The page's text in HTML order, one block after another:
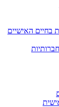
בחיים האישיים